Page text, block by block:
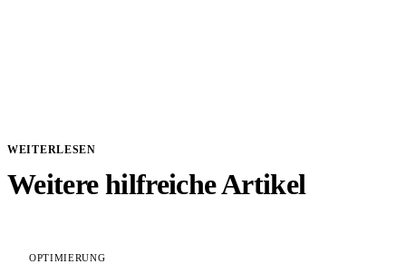
WEITERLESEN
Weitere hilfreiche Artikel
OPTIMIERUNG